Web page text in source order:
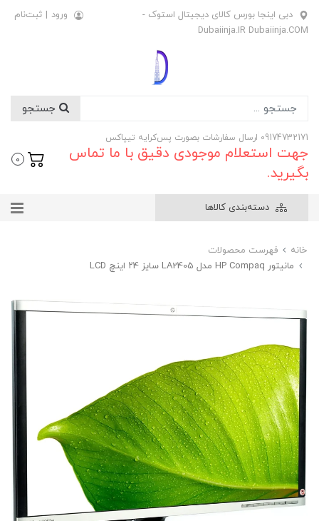
دبی اینجا بورس کالای دیجیتال استوک -
Dubaiinja.IR Dubaiinja.COM
ورود | ثبت‌نام
09174732171 ارسال سفارشات بصورت پس‌کرایه تیپاکس
جهت استعلام موجودی دقیق با ما تماس
بگیرید.
0
دسته‌بندی کالاها
خانه
فهرست محصولات
مانیتور HP Compaq مدل LA2405 سایز ۲4 اینچ LCD